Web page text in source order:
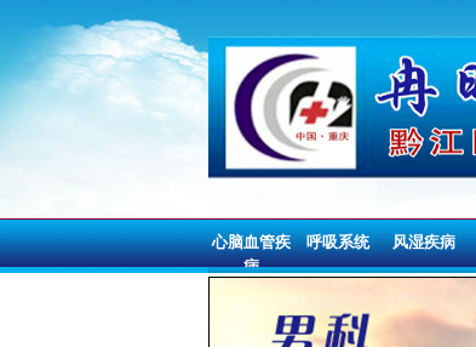
心脑血管疾
病
呼吸系统 风湿疾病